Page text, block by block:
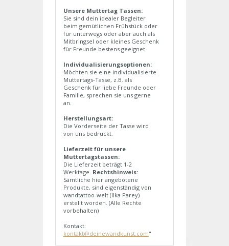
Unsere Muttertag Tassen:
Sie sind dein idealer Begleiter
beim gemütlichen Frühstück oder
für unterwegs oder aber auch als
Mitbringsel oder kleines Geschenk
für Freunde bestens geeignet.
Individualisierungsoptionen:
Möchten sie eine individualisierte
Muttertags-Tasse, z.B. als
Geschenk für liebe Freunde oder
Familie, sprechen sie uns gerne
an.
Herstellungsart:
Die Vorderseite der Tasse wird
von uns bedruckt.
Lieferzeit für unsere
Muttertagstassen:
Die Lieferzeit beträgt 1-2
Werktage. Rechtshinweis:
Sämtliche hier angebotene
Produkte, sind eigenständig von
wandtattoo-welt (Ilka Parey)
erstellt worden. (Alle Rechte
vorbehalten)
Kontakt:
kontakt@deinewandkunst.com"